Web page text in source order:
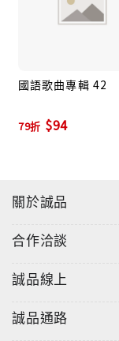
國語歌曲專輯 42
79折 $94
關於誠品
合作洽談
誠品線上
誠品通路